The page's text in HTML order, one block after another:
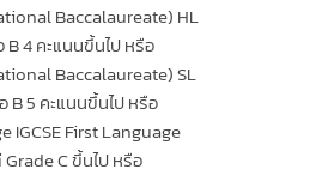
Baccalaureate) HL
B 4 คะแนนขึ้นไป หรือ
Baccalaureate) SL
B 5 คะแนนขึ้นไป หรือ
IGCSE First Language
C ขึ้นไป หรือ